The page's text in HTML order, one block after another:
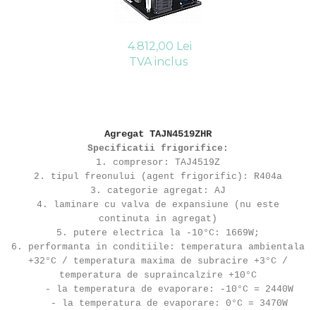
VENTILATOARE AXIALE
Compresoare Cubigel R404a
4.812,00 Lei
TVA inclus
Agregat TAJN4519ZHR
Specificatii frigorifice:
1. compresor: TAJ4519Z
2. tipul freonului (agent frigorific): R404a
3. categorie agregat: AJ
4. laminare cu valva de expansiune (nu este
continuta in agregat)
5. putere electrica la -10°C: 1669W;
6. performanta in conditiile: temperatura ambientala
+32°C / temperatura maxima de subracire +3°C /
temperatura de supraincalzire +10°C
- la temperatura de evaporare: -10°C = 2440W
- la temperatura de evaporare: 0°C = 3470W